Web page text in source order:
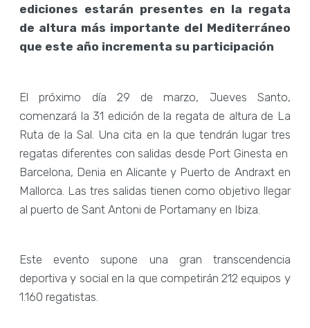
ediciones estarán presentes en la regata
de altura más importante del Mediterráneo
que este año incrementa su participación
El próximo día 29 de marzo, Jueves Santo,
comenzará la 31 edición de la regata de altura de La
Ruta de la Sal. Una cita en la que tendrán lugar tres
regatas diferentes con salidas desde Port Ginesta en
Barcelona, Denia en Alicante y Puerto de Andraxt en
Mallorca. Las tres salidas tienen como objetivo llegar
al puerto de Sant Antoni de Portamany en Ibiza.
Este evento supone una gran transcendencia
deportiva y social en la que competirán 212 equipos y
1.160 regatistas.